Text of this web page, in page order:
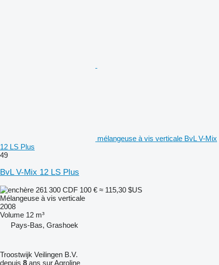
mélangeuse à vis verticale BvL V-Mix
12 LS Plus
49
BvL V-Mix 12 LS Plus
261 300 CDF 100 € ≈ 115,30 $US
Mélangeuse à vis verticale
2008
Volume 12 m³
Pays-Bas, Grashoek
Troostwijk Veilingen B.V.
depuis 8 ans sur Agroline